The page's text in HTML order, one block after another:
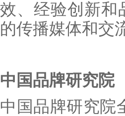
效、经验创新和
的传播媒体和交
中国品牌研究院
中国品牌研究院